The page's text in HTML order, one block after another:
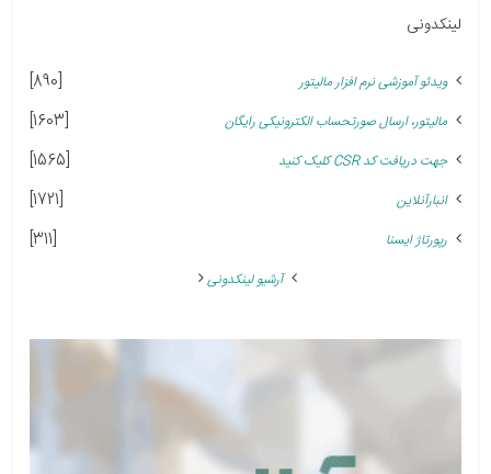
لینکدونی
ویدئو آموزشی نرم افزار مالیتور [890]
مالیتور، ارسال صورتحساب الکترونیکی رایگان [1603]
جهت دریافت کد CSR کلیک کنید [1565]
انبارآنلاین [1721]
رپورتاژ ایسنا [311]
آرشیو لینکدونی